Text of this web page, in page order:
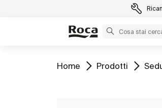
Vai a
Home Vai a
Prodotti Vai a